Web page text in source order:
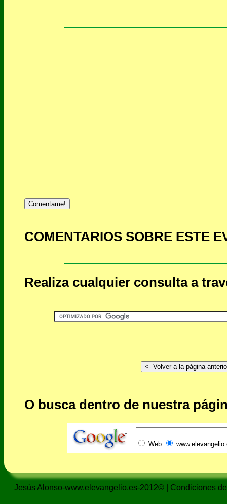
Comentame!
COMENTARIOS SOBRE ESTE
Realiza cualquier consulta a
O busca dentro de nuestra
Web
Jesús Alonso-www.elevangelio.es-2012© | Condiciones